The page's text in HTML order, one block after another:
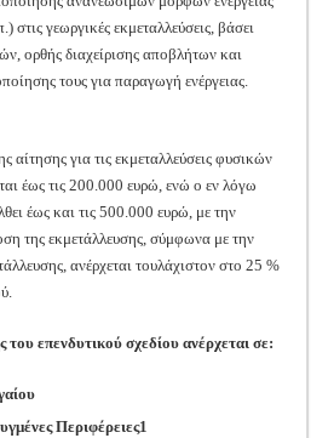
στις γεωργικές εκμεταλλεύσεις, βάσει
ορθής διαχείρισης αποβλήτων και
τους για παραγωγή ενέργειας.
αίτησης για τις εκμεταλλεύσεις φυσικών
έως τις 200.000 ευρώ, ενώ ο εν λόγω
έως και τις 500.000 ευρώ, με την
της εκμετάλλευσης, σύμφωνα με την
ανέρχεται τουλάχιστον στο 25 %
επενδυτικού σχεδίου ανέρχεται σε:
Περιφέρειες1